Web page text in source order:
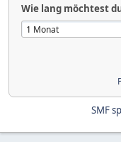
Wie lang möchtest
SMF